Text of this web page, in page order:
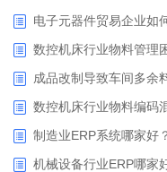
成品改制导致车间多余
制造业ERP系统哪家好
机械设备行业ERP哪家